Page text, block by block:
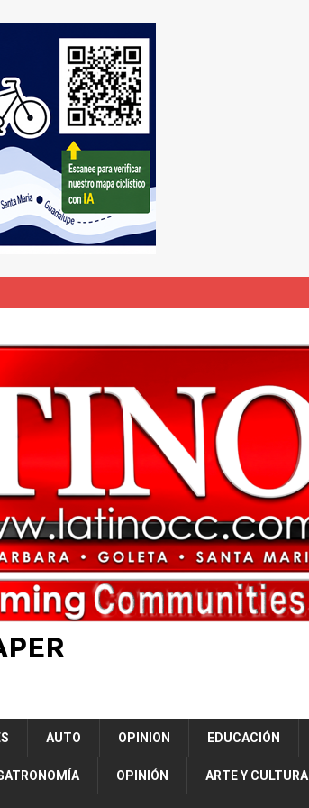
a la policía detener a migrantes
va del año en California NACIONALES
por nacimiento y el “turismo de parto”
AUTO OPINION EDUCACIÓN
OPINIÓN ARTE Y CULTURA